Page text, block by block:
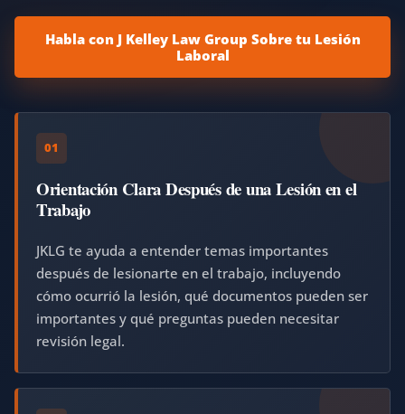
Habla con J Kelley Law Group Sobre tu Lesión
Laboral
01
Orientación Clara Después de una Lesión en el
Trabajo
JKLG te ayuda a entender temas importantes
después de lesionarte en el trabajo, incluyendo
cómo ocurrió la lesión, qué documentos pueden ser
importantes y qué preguntas pueden necesitar
revisión legal.